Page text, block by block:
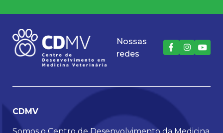
Nossas
redes
CDMV
Somos o Centro de Desenvolvimento da Medicina